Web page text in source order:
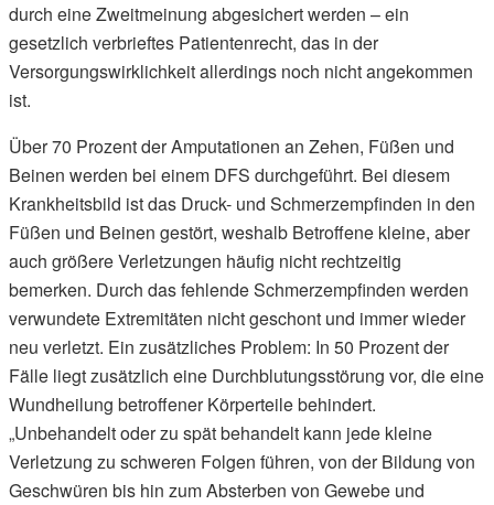
durch eine Zweitmeinung abgesichert werden – ein
gesetzlich verbrieftes Patientenrecht, das in der
Versorgungswirklichkeit allerdings noch nicht angekommen
ist.
Über 70 Prozent der Amputationen an Zehen, Füßen und
Beinen werden bei einem DFS durchgeführt. Bei diesem
Krankheitsbild ist das Druck- und Schmerzempfinden in den
Füßen und Beinen gestört, weshalb Betroffene kleine, aber
auch größere Verletzungen häufig nicht rechtzeitig
bemerken. Durch das fehlende Schmerzempfinden werden
verwundete Extremitäten nicht geschont und immer wieder
neu verletzt. Ein zusätzliches Problem: In 50 Prozent der
Fälle liegt zusätzlich eine Durchblutungsstörung vor, die eine
Wundheilung betroffener Körperteile behindert.
„Unbehandelt oder zu spät behandelt kann jede kleine
Verletzung zu schweren Folgen führen, von der Bildung von
Geschwüren bis hin zum Absterben von Gewebe und